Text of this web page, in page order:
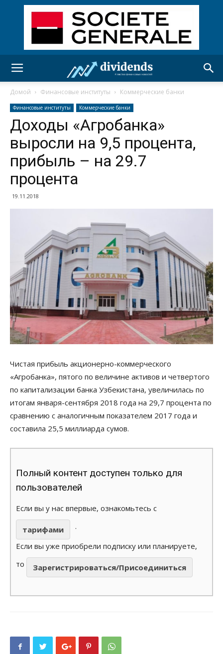
Домой Финансовые институты Коммерческие банки
Финансовые институты Коммерческие банки
Доходы «Агробанка»
выросли на 9,5 процента,
прибыль – на 29.7
процента
19.11.2018
Чистая прибыль акционерно-коммерческого
«Агробанка», пятого по величине активов и четвертого
по капитализации банка Узбекистана, увеличилась по
итогам января-сентября 2018 года на 29,7 процента по
сравнению с аналогичным показателем 2017 года и
составила 25,5 миллиарда сумов.
Полный контент доступен только для
пользователей
Если вы у нас впервые, ознакомьтесь с
тарифами
.
Если вы уже приобрели подписку или планируете,
то
Зарегистрироваться/Присоединиться